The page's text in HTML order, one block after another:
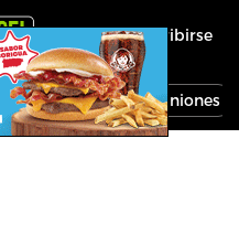
Inscribirse
Economía Opiniones